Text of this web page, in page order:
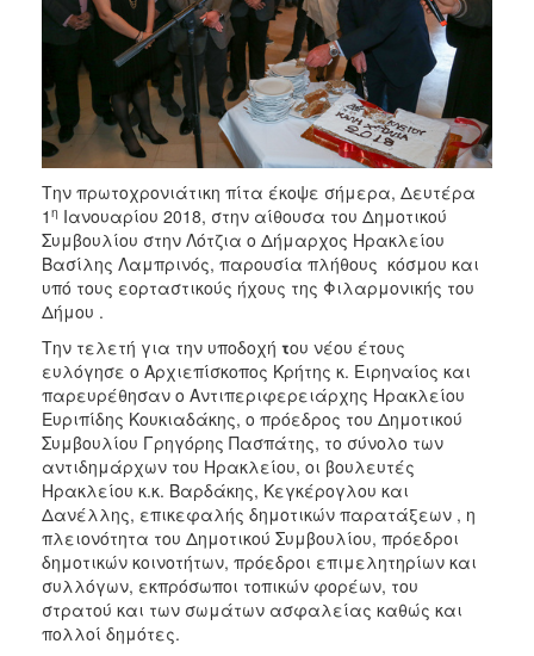
2010
2006
ΠΟΛΙΤΙΣΜΟΣ
ΑΝΘΕΚΤΙΚΗ
ΠΟΛΗ
Την πρωτοχρονιάτικη πίτα έκοψε σήμερα, Δευτέρα
1 η Ιανουαρίου 2018, στην αίθουσα του Δημοτικού
Συμβουλίου στην Λότζια ο Δήμαρχος Ηρακλείου
Βασίλης Λαμπρινός, παρουσία πλήθους κόσμου και
υπό τους εορταστικούς ήχους της Φιλαρμονικής του
Δήμου .
Την τελετή για την υποδοχή του νέου έτους
ευλόγησε ο Αρχιεπίσκοπος Κρήτης κ. Ειρηναίος και
παρευρέθησαν ο Αντιπεριφερειάρχης Ηρακλείου
Ευριπίδης Κουκιαδάκης, ο πρόεδρος του Δημοτικού
Συμβουλίου Γρηγόρης Πασπάτης, το σύνολο των
αντιδημάρχων του Ηρακλείου, οι βουλευτές
Ηρακλείου κ.κ. Βαρδάκης, Κεγκέρογλου και
Δανέλλης, επικεφαλής δημοτικών παρατάξεων , η
πλειονότητα του Δημοτικού Συμβουλίου, πρόεδροι
δημοτικών κοινοτήτων, πρόεδροι επιμελητηρίων και
συλλόγων, εκπρόσωποι τοπικών φορέων, του
στρατού και των σωμάτων ασφαλείας καθώς και
πολλοί δημότες.